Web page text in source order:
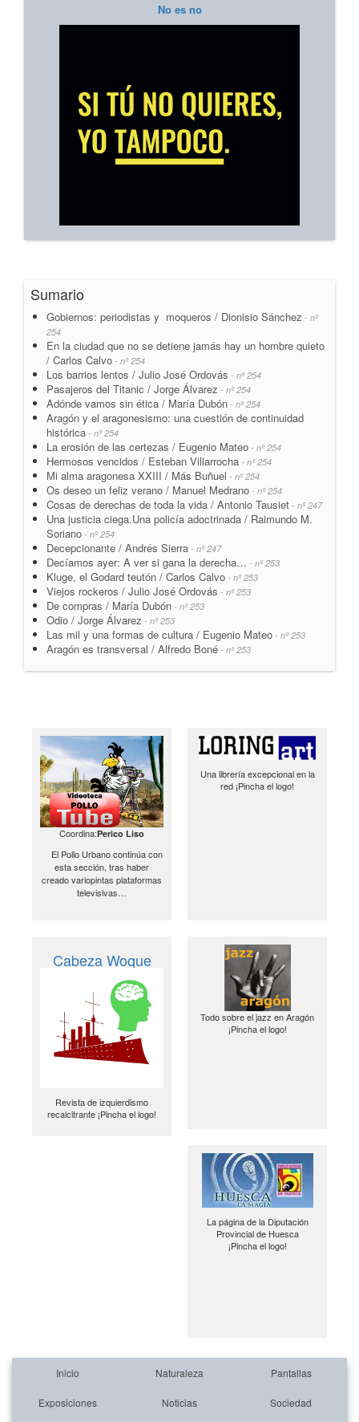
No es no
Sumario
Gobiernos: periodistas y moqueros / Dionisio Sánchez - nº
254
En la ciudad que no se detiene jamás hay un hombre quieto
/ Carlos Calvo - nº 254
Los barrios lentos / Julio José Ordovás - nº 254
Pasajeros del Titanic / Jorge Álvarez - nº 254
Adónde vamos sin ética / María Dubón - nº 254
Aragón y el aragonesismo: una cuestión de continuidad
histórica - nº 254
La erosión de las certezas / Eugenio Mateo - nº 254
Hermosos vencidos / Esteban Villarrocha - nº 254
Mi alma aragonesa XXIII / Más Buñuel - nº 254
Os deseo un feliz verano / Manuel Medrano - nº 254
Cosas de derechas de toda la vida / Antonio Tausiet - nº 247
Una justicia ciega.Una policía adoctrinada / Raimundo M.
Soriano - nº 254
Decepcionante / Andrés Sierra - nº 247
Decíamos ayer: A ver si gana la derecha… - nº 253
Kluge, el Godard teutón / Carlos Calvo - nº 253
Viejos rockeros / Julio José Ordovás - nº 253
De compras / María Dubón - nº 253
Odio / Jorge Álvarez - nº 253
Las mil y una formas de cultura / Eugenio Mateo - nº 253
Aragón es transversal / Alfredo Boné - nº 253
Coordina:Perico Liso
El Pollo Urbano continúa con
esta sección, tras haber
creado variopintas plataformas
televisivas…
Una librería excepcional en la
red ¡Pincha el logo!
Cabeza Woque
Revista de izquierdismo
recalcitrante ¡Pincha el logo!
Todo sobre el jazz en Aragón
¡Pincha el logo!
La página de la Diputación
Provincial de Huesca
¡Pincha el logo!
Inicio Naturaleza Pantallas
Exposiciones Noticias Sociedad